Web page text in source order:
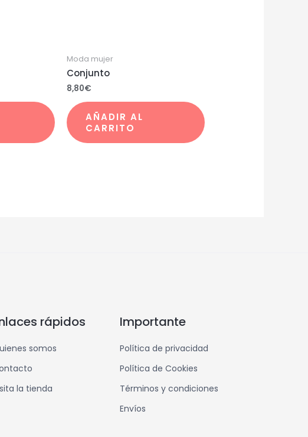
Moda mujer
Conjunto
8,80€
AÑADIR AL
CARRITO
rápidos
somos
la tienda
Importante
Política de privacidad
Política de Cookies
Términos y condiciones
Envíos